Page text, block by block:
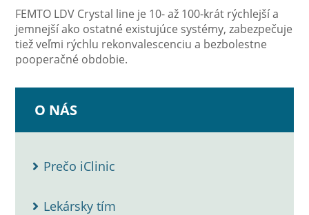
FEMTO LDV Crystal line je 10- až 100-krát rýchlejší a
jemnejší ako ostatné existujúce systémy, zabezpečuje
tiež veľmi rýchlu rekonvalescenciu a bezbolestne
pooperačné obdobie.
O NÁS
Prečo iClinic
Lekársky tím